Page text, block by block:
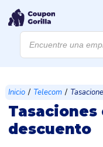
Búsqueda
productos
Inicio / Telecom /
descuento